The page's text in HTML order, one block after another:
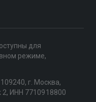
для
режиме,
г. Москва,
2, ИНН 7710918800